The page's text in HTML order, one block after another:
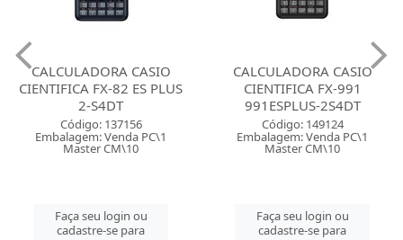
CALCULADORA CASIO
CIENTIFICA FX-991
991ESPLUS-2S4DT
Código: 149124
Embalagem: Venda PC\1
Master CM\10
Faça seu login ou
cadastre-se para
CALCULADORA CASIO
CIENTIFICA FX-991 LA-CW-
W4-DT
Código: 152817
Embalagem: Venda PC\1
Master CM\10
Faça seu login ou
cadastre-se para